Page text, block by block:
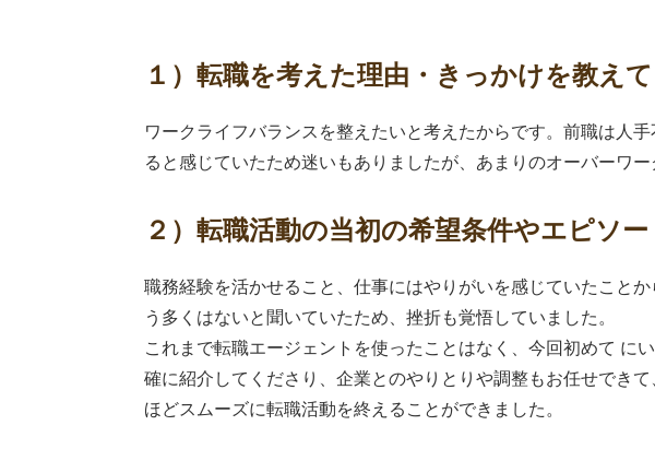
１）転職を考えた理由・きっかけを教えて
ワークライフバランスを整えたいと考えたからです。前職は人
ると感じていたため迷いもありましたが、あまりのオーバーワ
２）転職活動の当初の希望条件やエピソ
職務経験を活かせること、仕事にはやりがいを感じていたこと
う多くはないと聞いていたため、挫折も覚悟していました。
これまで転職エージェントを使ったことはなく、今回初めて に
確に紹介してくださり、企業とのやりとりや調整もお任せでき
ほどスムーズに転職活動を終えることができました。